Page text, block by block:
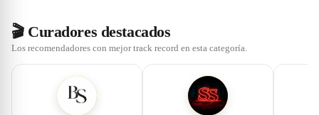
🎬 Curadores destacados
Los recomendadores con mejor track record en esta categoría.